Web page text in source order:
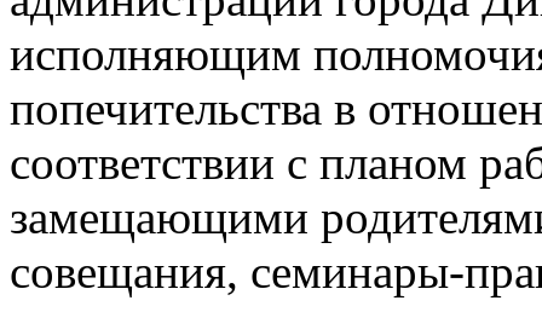
исполняющим
попечительства в
соответствии с планом
замещающими
совещания, семинары-